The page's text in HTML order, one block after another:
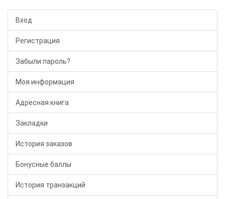
Вход
Регистрация
Забыли пароль?
Моя информация
Адресная книга
Закладки
История заказов
Бонусные баллы
История транзакций